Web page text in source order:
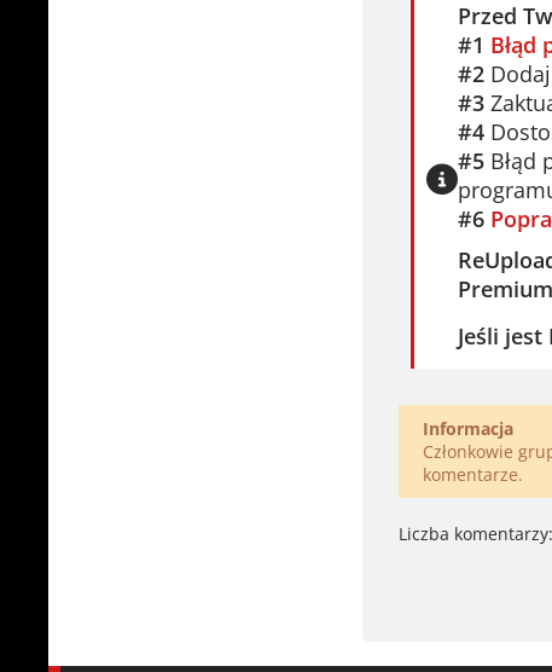
Przed
#1 Błąd
#2
#3
#4
#5 Błąd
#6
Jeśli jest
Informacja
Członkowie
komentarze.
Liczba komentarzy: